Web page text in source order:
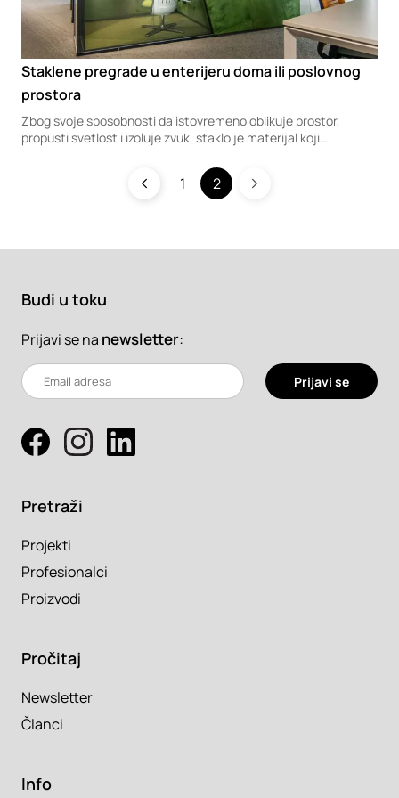
Staklene pregrade u enterijeru doma ili poslovnog
prostora
Zbog svoje sposobnosti da istovremeno oblikuje prostor,
propusti svetlost i izoluje zvuk, staklo je materijal koji
1 2
Budi u toku
Prijavi se na newsletter:
Prijavi se
Pretraži
Projekti
Profesionalci
Proizvodi
Pročitaj
Newsletter
Članci
Info